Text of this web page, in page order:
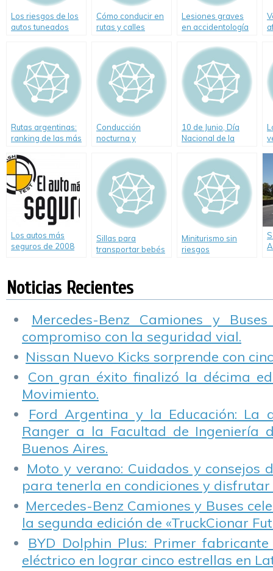
Los riesgos de los
autos tuneados
Cómo conducir en
rutas y calles
Lesiones graves
en accidentología
Rutas argentinas:
ranking de las más
Conducción
nocturna y
10 de Junio, Día
Nacional de la
Tránsito
Los autos más
seguros de 2008
Sillas para
transportar bebés
Miniturismo sin
riesgos
Noticias Recientes
Mercedes-Benz Camiones y
compromiso con la seguridad vial.
Nissan Nuevo Kicks sorprende con
Con gran éxito finalizó la décima
Movimiento.
Ford Argentina y la Educación: La
Ranger a la Facultad de Ingeniería
Buenos Aires.
Moto y verano: Cuidados y consejos
para tenerla en condiciones y disfrutar
Mercedes-Benz Camiones y Buses
la segunda edición de «TruckCionar
BYD Dolphin Plus: Primer
eléctrico en lograr cinco estrellas en